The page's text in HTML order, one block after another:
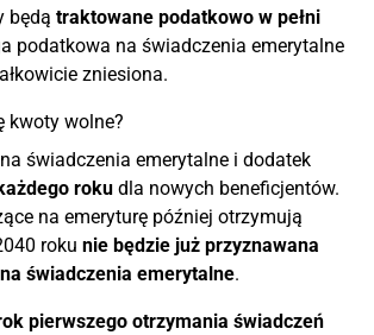
będą traktowane podatkowo w pełni
podatkowa na świadczenia emerytalne
zniesiona.
kwoty wolne?
świadczenia emerytalne i dodatek
roku dla nowych beneficjentów.
na emeryturę później otrzymują
roku nie będzie już przyznawana
świadczenia emerytalne.
pierwszego otrzymania świadczeń